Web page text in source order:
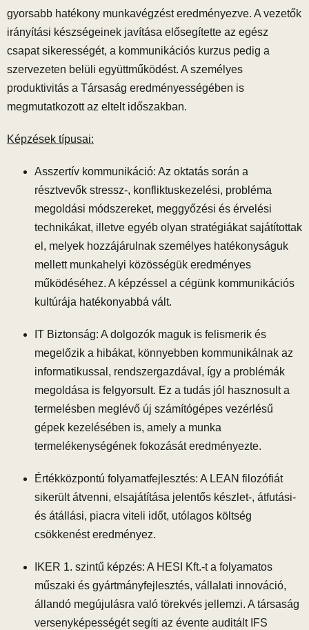
gyorsabb hatékony munkavégzést eredményezve. A vezetők
irányítási készségeinek javítása elősegítette az egész
csapat sikerességét, a kommunikációs kurzus pedig a
szervezeten belüli együttműködést. A személyes
produktivitás a Társaság eredményességében is
megmutatkozott az eltelt időszakban.
Képzések típusai:
Asszertív kommunikáció: Az oktatás során a
résztvevők stressz-, konfliktuskezelési, probléma
megoldási módszereket, meggyőzési és érvelési
technikákat, illetve egyéb olyan stratégiákat sajátítottak
el, melyek hozzájárulnak személyes hatékonyságuk
mellett munkahelyi közösségük eredményes
működéséhez. A képzéssel a cégünk kommunikációs
kultúrája hatékonyabbá vált.
IT Biztonság: A dolgozók maguk is felismerik és
megelőzik a hibákat, könnyebben kommunikálnak az
informatikussal, rendszergazdával, így a problémák
megoldása is felgyorsult. Ez a tudás jól hasznosult a
termelésben meglévő új számítógépes vezérlésű
gépek kezelésében is, amely a munka
termelékenységének fokozását eredményezte.
Értékközpontú folyamatfejlesztés: A LEAN filozófiát
sikerült átvenni, elsajátítása jelentős készlet-, átfutási-
és átállási, piacra viteli időt, utólagos költség
csökkenést eredményez.
IKER 1. szintű képzés: A HESI Kft.-t a folyamatos
műszaki és gyártmányfejlesztés, vállalati innováció,
állandó megújulásra való törekvés jellemzi. A társaság
versenyképességét segíti az évente auditált IFS